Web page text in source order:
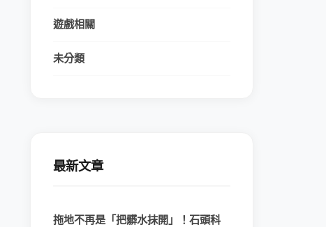
遊戲相關
未分類
最新文章
拖地不再是「把髒水抹開」！石頭科